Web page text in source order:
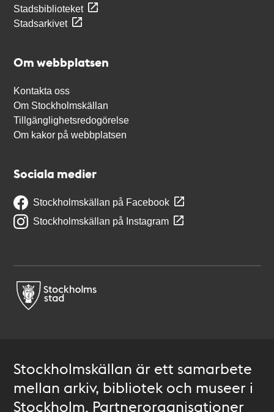
Stadsbiblioteket
Stadsarkivet
Om webbplatsen
Kontakta oss
Om Stockholmskällan
Tillgänglighetsredogörelse
Om kakor på webbplatsen
Sociala medier
Stockholmskällan på Facebook
Stockholmskällan på Instagram
Stockholmskällan är ett samarbete
mellan arkiv, bibliotek och museer i
Stockholm. Partnerorganisationer